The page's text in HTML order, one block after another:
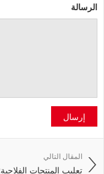
الرسالة
إرسال
المقال التالي
تعليب المنتجات